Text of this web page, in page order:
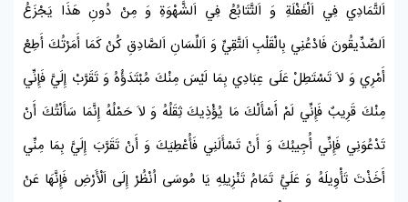
اَلتَّمَادِي فِي اَلْغَفْلَةِ وَ اَلتَّتَابُعُ فِي اَلشَّهْوَةِ وَ مِنْ دُونِ هَذَا يَجْزَعُ
اَلصِّدِّيقُونَ فَادْعُنِي بِالْقَلْبِ اَلتَّقِيِّ وَ اَللِّسَانِ اَلصَّادِقِ كُنْ كَمَا أَمَرْتُكَ أَطِعْ
أَمْرِي وَ لاَ تَسْتَطِلْ عَلَى عِبَادِي بِمَا لَيْسَ مِنْكَ مُبْتَدَؤُهُ وَ تَقَرَّبْ إِلَيَّ فَإِنِّي
مِنْكَ قَرِيبٌ فَإِنِّي لَمْ أَسْأَلْكَ مَا يُؤْذِيكَ ثِقَلُهُ وَ لاَ حَمْلُهُ إِنَّمَا سَأَلْتُكَ أَنْ
تَدْعُوَنِي فَإِنِّي أُجِيبُكَ وَ أَنْ تَسْأَلَنِي فَأُعْطِيَكَ وَ أَنْ تَقَرَّبَ إِلَيَّ بِمَا مِنِّي
أَخَذْتَ تَأْوِيلَهُ وَ عَلَيَّ تَمَامُ تَنْزِيلِهِ يَا مُوسَى اُنْظُرْ إِلَى اَلْأَرْضِ فَإِنَّهَا عَنْ